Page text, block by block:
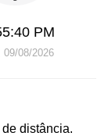
PM
09/08/2026
distância.